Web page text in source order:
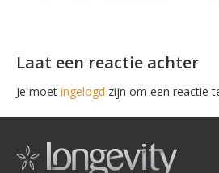
Laat een reactie achter
Je moet ingelogd zijn om een reactie